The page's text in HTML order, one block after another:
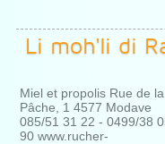
Li moh'li di
Miel et propolis Rue de la
Pâche, 1 4577 Modave
085/51 31 22 - 0499/38
90 www.rucher-